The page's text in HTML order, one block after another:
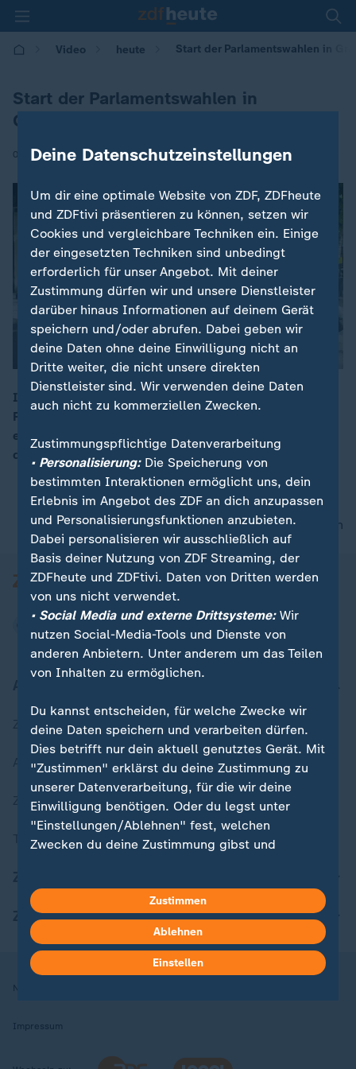
Video heute Start der Parlamentswahlen in
Start der Parlamentswahlen in
Großbritannien
04.07.2024 | 12:00
In Großbritannien hat die Wahl zum Unterhaus des
Parlaments begonnen. Meinungsforscher erwarten
einen deutlichen Sieg der Labour-Partei, die bisher in
der Opposition war.
nach oben
Zuletzt veröffentlicht
Aktuelle Sendungs-Videos
ZDFheute Stories
Themen im Überblick
ZDFheute Apps
Nutzungsbedingungen
Impressum
Deine Datenschutzeinstellungen
Um dir eine optimale Website von ZDF, ZDFheute
und ZDFtivi präsentieren zu können, setzen wir
Cookies und vergleichbare Techniken ein. Einige
der eingesetzten Techniken sind unbedingt
erforderlich für unser Angebot. Mit deiner
Zustimmung dürfen wir und unsere Dienstleister
darüber hinaus Informationen auf deinem Gerät
speichern und/oder abrufen. Dabei geben wir
deine Daten ohne deine Einwilligung nicht an
Dritte weiter, die nicht unsere direkten
Dienstleister sind. Wir verwenden deine Daten
auch nicht zu kommerziellen Zwecken.
Zustimmungspflichtige Datenverarbeitung
• Personalisierung:Die Speicherung von
bestimmten Interaktionen ermöglicht uns, dein
Erlebnis im Angebot des ZDF an dich anzupassen
und Personalisierungsfunktionen anzubieten.
Dabei personalisieren wir ausschließlich auf
Basis deiner Nutzung von ZDF Streaming, der
ZDFheute und ZDFtivi. Daten von Dritten werden
von uns nicht verwendet.
• Social Media und externe Drittsysteme:Wir
nutzen Social-Media-Tools und Dienste von
anderen Anbietern. Unter anderem um das Teilen
von Inhalten zu ermöglichen.
Du kannst entscheiden, für welche Zwecke wir
deine Daten speichern und verarbeiten dürfen.
Dies betrifft nur dein aktuell genutztes Gerät. Mit
"Zustimmen" erklärst du deine Zustimmung zu
unserer Datenverarbeitung, für die wir deine
Einwilligung benötigen. Oder du legst unter
"Einstellungen/Ablehnen" fest, welchen
Zwecken du deine Zustimmung gibst und
in deinen Einstellungen widerrufen oder ändern.
Hier findest du das Impressum.
Weitere Informationen findest du in unserer
Datenschutzerklärung.
Zustimmen
Ablehnen
Einstellen